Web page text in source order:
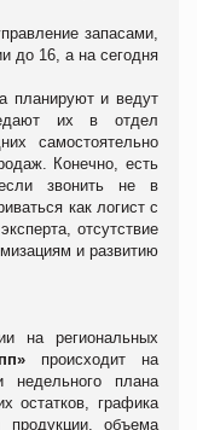
запасами,
до 16, а на сегодня
планируют и ведут
их в отдел
самостоятельно
Конечно, есть
звонить не в
как логист с
отсутствие
и развитию
на региональных
происходит на
плана
остатков, графика
продукции, объема